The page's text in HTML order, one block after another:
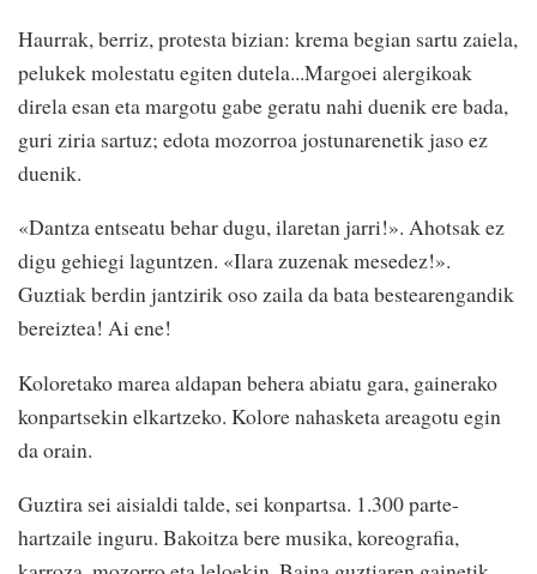
Haurrak, berriz, protesta bizian: krema begian sartu zaiela,
pelukek molestatu egiten dutela...Margoei alergikoak
direla esan eta margotu gabe geratu nahi duenik ere bada,
guri ziria sartuz; edota mozorroa jostunarenetik jaso ez
duenik.
«Dantza entseatu behar dugu, ilaretan jarri!». Ahotsak ez
digu gehiegi laguntzen. «Ilara zuzenak mesedez!».
Guztiak berdin jantzirik oso zaila da bata bestearengandik
bereiztea! Ai ene!
Koloretako marea aldapan behera abiatu gara, gainerako
konpartsekin elkartzeko. Kolore nahasketa areagotu egin
da orain.
Guztira sei aisialdi talde, sei konpartsa. 1.300 parte-
hartzaile inguru. Bakoitza bere musika, koreografia,